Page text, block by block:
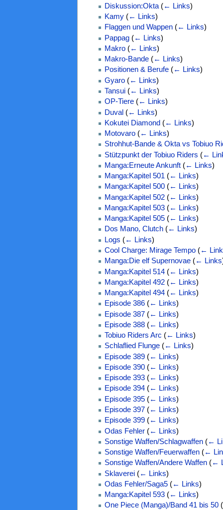
Diskussion:Okta (← Links)
Kamy (← Links)
Flaggen und Wappen (← Links)
Pappag (← Links)
Makro (← Links)
Makro-Bande (← Links)
Positionen & Berufe (← Links)
Gyaro (← Links)
Tansui (← Links)
OP-Tiere (← Links)
Duval (← Links)
Kokutei Diamond (← Links)
Motovaro (← Links)
Strohhut-Bande & Okta vs Tobiuo
Stützpunkt der Tobiuo Riders (←
Manga:Erneute Ankunft (← Links)
Manga:Kapitel 501 (← Links)
Manga:Kapitel 500 (← Links)
Manga:Kapitel 502 (← Links)
Manga:Kapitel 503 (← Links)
Manga:Kapitel 505 (← Links)
Dos Mano, Clutch (← Links)
Logs (← Links)
Cool Charge: Mirage Tempo (←
Manga:Die elf Supernovae (← Links
Manga:Kapitel 514 (← Links)
Manga:Kapitel 492 (← Links)
Manga:Kapitel 494 (← Links)
Episode 386 (← Links)
Episode 387 (← Links)
Episode 388 (← Links)
Tobiuo Riders Arc (← Links)
Schlaflied Flunge (← Links)
Episode 389 (← Links)
Episode 390 (← Links)
Episode 393 (← Links)
Episode 394 (← Links)
Episode 395 (← Links)
Episode 397 (← Links)
Episode 399 (← Links)
Odas Fehler (← Links)
Sonstige Waffen/Schlagwaffen (←
Sonstige Waffen/Feuerwaffen (←
Sonstige Waffen/Andere Waffen (←
Sklaverei (← Links)
Odas Fehler/Saga5 (← Links)
Manga:Kapitel 593 (← Links)
One Piece (Manga)/Band 41 bis 50 (